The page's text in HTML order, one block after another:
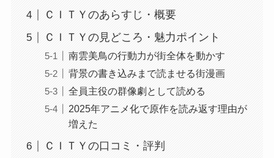
ＣＩＴＹのあらすじ・概要
ＣＩＴＹの見どころ・魅力ポイント
南雲美鳥の行動力が街全体を動かす
背景の書き込みまで読ませる街漫画
全員主役の群像劇として読める
2025年アニメ化で原作を読み返す理由が
増えた
ＣＩＴＹの口コミ・評判